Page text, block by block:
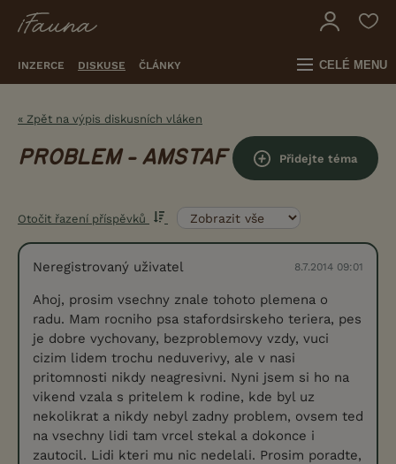
INZERCE DISKUSE ČLÁNKY CELÉ MENU
« Zpět na výpis diskusních vláken
PROBLEM - AMSTAF Přidejte téma
Otočit řazení příspěvků
Neregistrovaný uživatel 8.7.2014 09:01
Ahoj, prosim vsechny znale tohoto plemena o
radu. Mam rocniho psa stafordsirskeho teriera, pes
je dobre vychovany, bezproblemovy vzdy, vuci
cizim lidem trochu neduverivy, ale v nasi
pritomnosti nikdy neagresivni. Nyni jsem si ho na
vikend vzala s pritelem k rodine, kde byl uz
nekolikrat a nikdy nebyl zadny problem, ovsem ted
na vsechny lidi tam vrcel stekal a dokonce i
zautocil. Lidi kteri mu nic nedelali. Prosim poradte,